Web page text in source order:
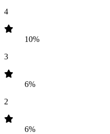
4
10%
3
6%
2
6%